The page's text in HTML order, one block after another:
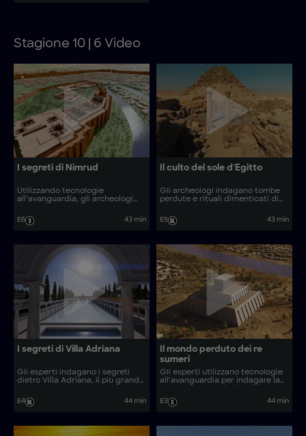
Stagione 10 | 6 Video
I segreti di Nimrud
Utilizzando tecnologie
all’avanguardia, gli archeologi
dell’antica città di Nimrud.
E6 43 min
Il culto del sole d'Egitto
Gli archeologi indagano tombe
perdute e rituali dimenticati di
faraoni del Culto del Sole
d’Egitto.
E5 43 min
I segreti di Villa Adriana
Gli esperti indagano i segreti
dietro Villa Adriana, il più grande
E4
44 min
Il mondo perduto dei re
sumeri
Gli esperti utilizzano tecnologie
all’avanguardia per indagare la
e rivelarne le origini dei re e della
regalità.
E3 44 min